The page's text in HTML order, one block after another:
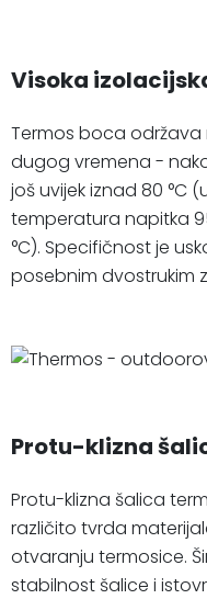
Visoka
Termos boca
dugog vremena -
još uvijek iznad 80 °C
temperatura napitka
°C). Specifičnost je
posebnim dvostrukim
Protu-klizna
Protu-klizna šalica
različito tvrda
otvaranju termosice.
stabilnost šalice i